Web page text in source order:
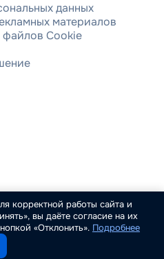
данных
материалов
файлов Cookie
корректной работы сайта и
вы даёте согласие на их
«Отклонить». Подробнее